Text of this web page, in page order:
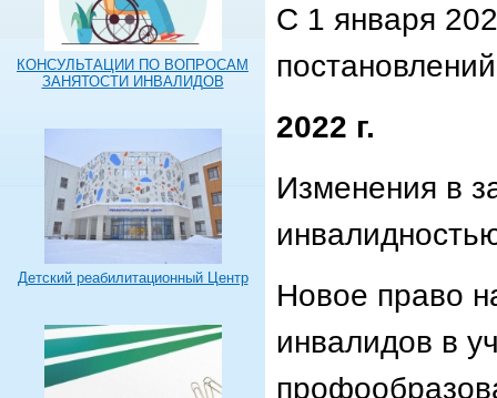
КОНСУЛЬТАЦИИ ПО ВОПРОСАМ
ЗАНЯТОСТИ ИНВАЛИДОВ
Детский реабилитационный Центр
С 1 января
2022 г.
Изменения в
Новое право
инвалидов в